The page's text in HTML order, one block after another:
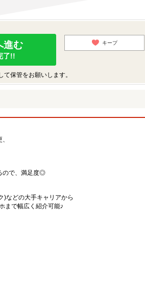
進む
了!!
キープ
保管をお願いします。
ので、満足度◎
)などの大手キャリアから
まで幅広く紹介可能♪